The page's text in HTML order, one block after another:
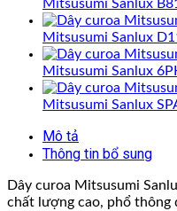
Mitsusumi Sanlux
Mitsusumi Sanlux
Mitsusumi Sanlux
Mitsusumi Sanlux
Mô tả
Thông tin bổ sung
Dây curoa Mitsusumi
chất lượng cao, phổ thông